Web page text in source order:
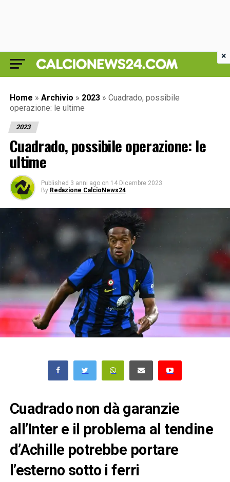
Home » Archivio » 2023 » Cuadrado, possibile
operazione: le ultime
2023
Cuadrado, possibile operazione: le
ultime
Published 3 anni ago on 14 Dicembre 2023
By Redazione CalcioNews24
Cuadrado non dà garanzie
all’Intere il problema al tendine
d’Achille potrebbe portare
l’esterno sotto i ferri
×